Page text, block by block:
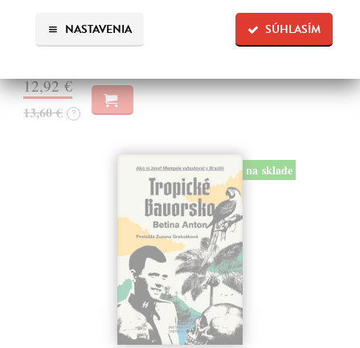
SÚHLASÍM
NASTAVENIA
Nikdy jsme nebyli úplně standardní žižkovská rodina. Vítejte v
mámině bytě 4. kategorie, který byl všem otevřen dokořán.
12,92 €
13,60 € ?
na sklade